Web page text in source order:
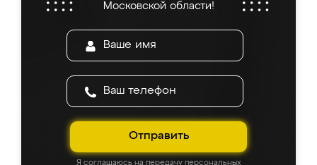
Московской области!
Отправить
Я соглашаюсь на передачу персональных